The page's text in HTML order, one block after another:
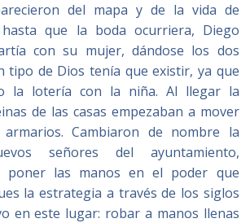
del mapa y de la vida de
que la boda ocurriera, Diego
con su mujer, dándose los dos
tipo de Dios tenía que existir, ya que
la lotería con la niña. Al llegar la
de las casas empezaban a mover
Cambiaron de nombre la
señores del ayuntamiento,
poner las manos en el poder que
la estrategia a través de los siglos
en este lugar: robar a manos llenas